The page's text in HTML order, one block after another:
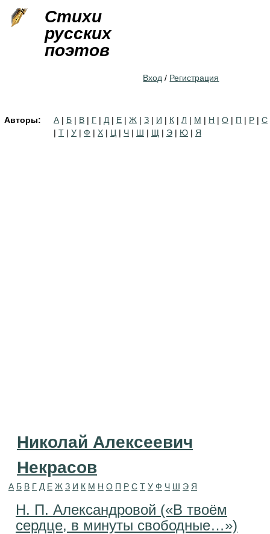
Стихи
русских
поэтов
Вход / Регистрация
Авторы: А | Б | В | Г | Д | Е | Ж | З | И | К | Л | М | Н | О | П | Р | С
| Т | У | Ф | Х | Ц | Ч | Ш | Щ | Э | Ю | Я
Николай Алексеевич
Некрасов
А Б В Г Д Е Ж З И К М Н О П Р С Т У Ф Ч Ш Э Я
Н. П. Александровой («В твоём
сердце, в минуты свободные…»)